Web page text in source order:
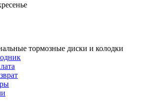
тормозные диски и колодки